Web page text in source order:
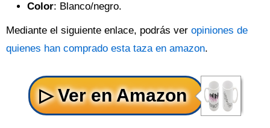
Color: Blanco/negro.
Mediante el siguiente enlace, podrás ver opiniones de
quienes han comprado esta taza en amazon.